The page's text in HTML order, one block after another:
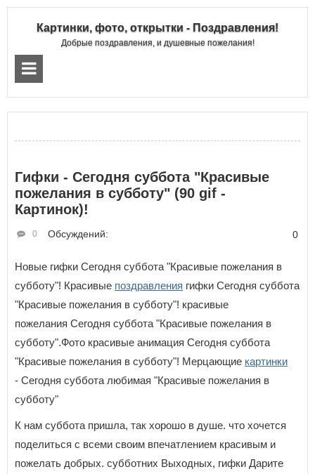
Картинки, фото, открытки - Поздравления!
Добрые поздравления, и душевные пожелания!
Гифки - Сегодня суббота "Красивые
пожелания в субботу" (90 gif -
Картинок)!
Обсуждений:
0 0
Новые гифки Сегодня суббота "Красивые пожелания в
субботу"! Красивые поздравления гифки Сегодня суббота
"Красивые пожелания в субботу"! красивые
пожелания Сегодня суббота "Красивые пожелания в
субботу".Фото красивые анимация Сегодня суббота
"Красивые пожелания в субботу"! Мерцающие картинки
- Сегодня суббота любимая "Красивые пожелания в
субботу"
К нам суббота пришла, так хорошо в душе. что хочется
поделиться с всеми своим впечатлением красивым и
пожелать добрых. субботних Выходных, гифки Дарите